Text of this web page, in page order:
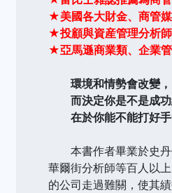
★美國各大財金、商管
★投顧與資産管理分析
★亞馬遜商業類、企業
環境和情勢會改變，
而決定你是不是成功
在於你能不能打好手
本書作者畢業於史丹
華爾街分析師等百人以
的公司走過難關，使其績